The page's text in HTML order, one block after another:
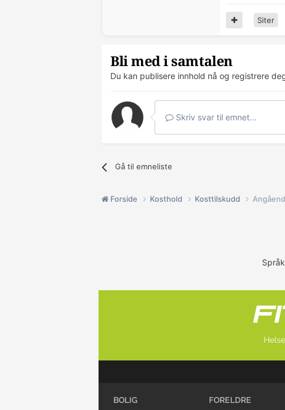
Siter
Bli med i samtalen
Du kan publisere innhold nå og registrere
Skriv svar til emnet...
Gå til emneliste
Forside Kosthold Kosttilskudd
Språk
Helse
BOLIG FORELDRE